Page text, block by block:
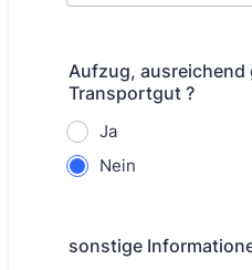
Aufzug, ausreichend
Transportgut ?
Ja
Nein
sonstige